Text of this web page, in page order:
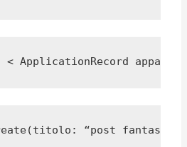
< ApplicationRecord
“post